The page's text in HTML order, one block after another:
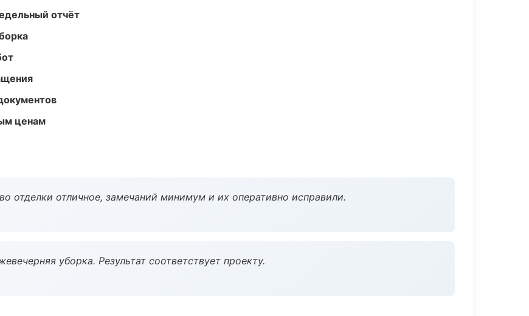
отчёт
ценам
отделки отличное, замечаний минимум и их оперативно исправили.
уборка. Результат соответствует проекту.